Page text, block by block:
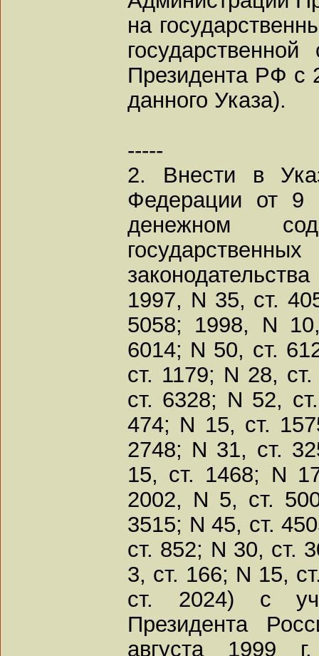
на
Президента РФ с
данного Указа).
-----
2. Внести в
Федерации от
денежном
1997, N 35, ст.
5058; 1998, N
6014; N 50, ст.
ст. 1179; N 28,
ст. 6328; N 52,
474; N 15, ст.
2748; N 31, ст.
15, ст. 1468; N
2002, N 5, ст.
3515; N 45, ст.
ст. 852; N 30, ст.
3, ст. 166; N 15,
ст. 2024) с
Президента
августа 1999